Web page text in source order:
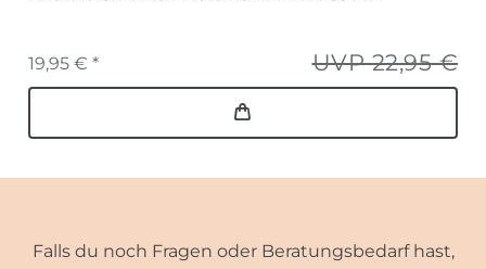
UVP 22,95 €
19,95 € *
Falls du noch Fragen oder Beratungsbedarf hast,